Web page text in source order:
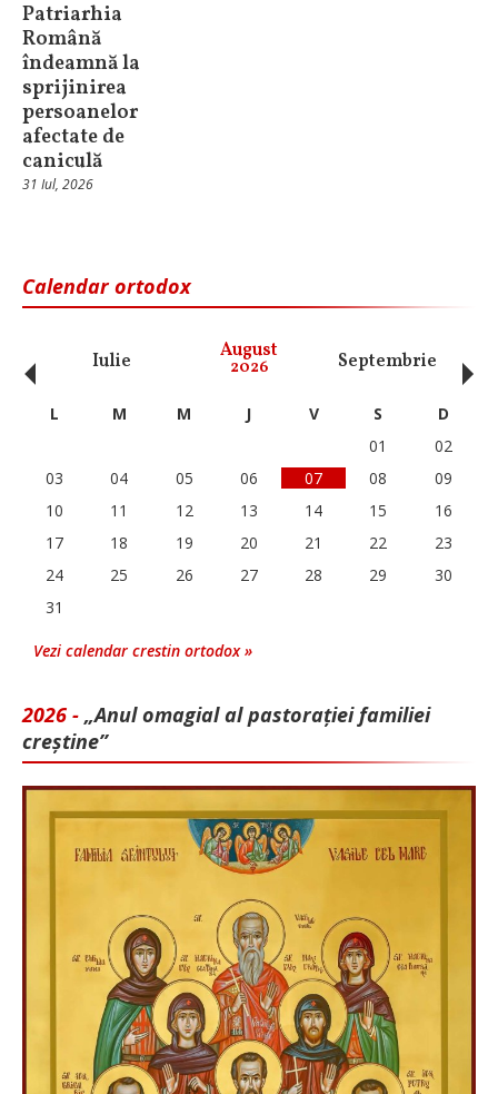
Patriarhia
Română
îndeamnă la
sprijinirea
persoanelor
afectate de
caniculă
31 Iul, 2026
Calendar ortodox
Iulie August
2026 Septembrie
‹ L M M J V S
D
01
02
03
04 05 06 07 08
09
10
11 12 13 14 15
16
17
18 19 20 21 22
23
24
25 26 27 28 29
30
31
Vezi calendar crestin ortodox »
2026 - „Anul omagial al pastorației familiei
creștine”